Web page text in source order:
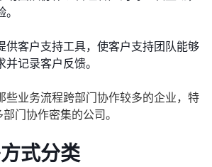
供客户支持工具，使客户支持团队能够
记录客户反馈。
些业务流程跨部门协作较多的企业，特
门协作密集的公司。
式分类